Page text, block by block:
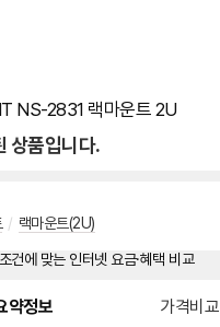
NS-2831 랙마운트 2U
상품입니다.
/ 랙마운트(2U)
약정보 가격비교